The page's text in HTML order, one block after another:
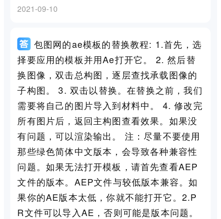
2021-09-10
包图网的ae模板的替换教程: 1.首先，选
择要应用的模板并用Ae打开它。 2. 然后替
换图像，双击总构图，逐层查找承载图像的
子构图。 3. 双击以替换。在替换之前，我们
需要将自己的图片导入到材料中。 4. 修改完
所有图片后，返回主构图查看效果。如果没
有问题，可以渲染输出。 注：尽量不要使用
那些绿色简体中文版本，会导致各种兼容性
问题。如果无法打开模板，请首先查看AEP
文件的版本。AEP文件与较低版本兼容。如
果你的AE版本太低，你就不能打开它。2.P
R文件可以导入AE，否则可能是版本问题。